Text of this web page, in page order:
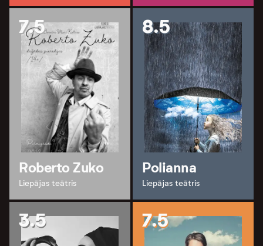
7.5
Roberto Zuko
Liepājas teātris
8.5
Polianna
Liepājas teātris
3.5 7.5